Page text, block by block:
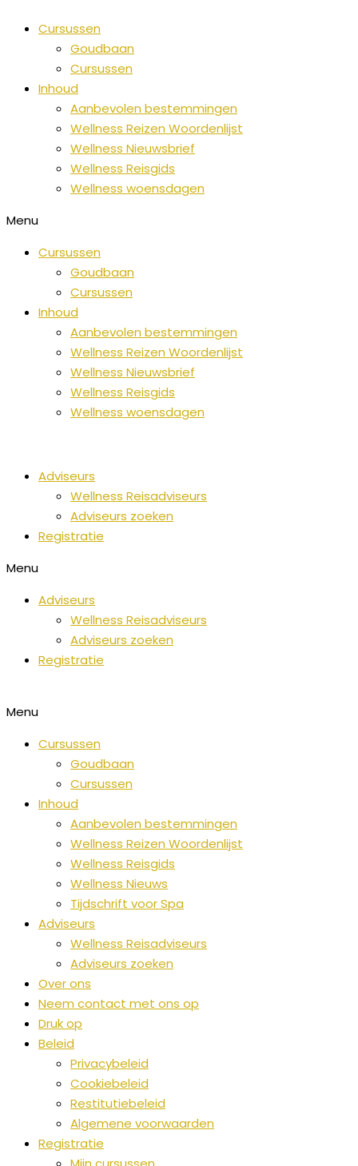
naar Cursussen
Goudbaan
Cursussen
Inhoud
Aanbevolen bestemmingen
Wellness Reizen Woordenlijst
Wellness Nieuwsbrief
Wellness Reisgids
Wellness woensdagen
Menu
Cursussen
Goudbaan
Cursussen
Inhoud
Aanbevolen bestemmingen
Wellness Reizen Woordenlijst
Wellness Nieuwsbrief
Wellness Reisgids
Wellness woensdagen
Adviseurs
Wellness Reisadviseurs
Adviseurs zoeken
Registratie
Menu
Adviseurs
Wellness Reisadviseurs
Adviseurs zoeken
Registratie
Menu
Cursussen
Goudbaan
Cursussen
Inhoud
Aanbevolen bestemmingen
Wellness Reizen Woordenlijst
Wellness Reisgids
Wellness Nieuws
Tijdschrift voor Spa
Adviseurs
Wellness Reisadviseurs
Adviseurs zoeken
Over ons
Neem contact met ons op
Druk op
Beleid
Privacybeleid
Cookiebeleid
Restitutiebeleid
Algemene voorwaarden
Registratie
Nieuws
hele
wereld
o
r
: